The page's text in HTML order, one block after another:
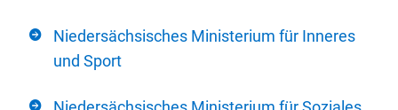
Niedersächsisches Ministerium für Inneres
und Sport